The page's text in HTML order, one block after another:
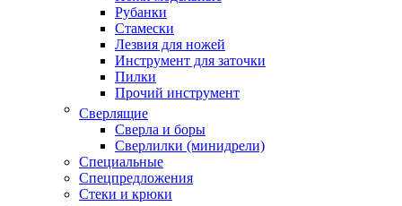
Рубанки
Стамески
Лезвия для ножей
Инструмент для заточки
Пилки
Прочий инструмент
Сверлящие
Сверла и боры
Сверлилки (минидрели)
Специальные
Спецпредложения
Стеки и крюки